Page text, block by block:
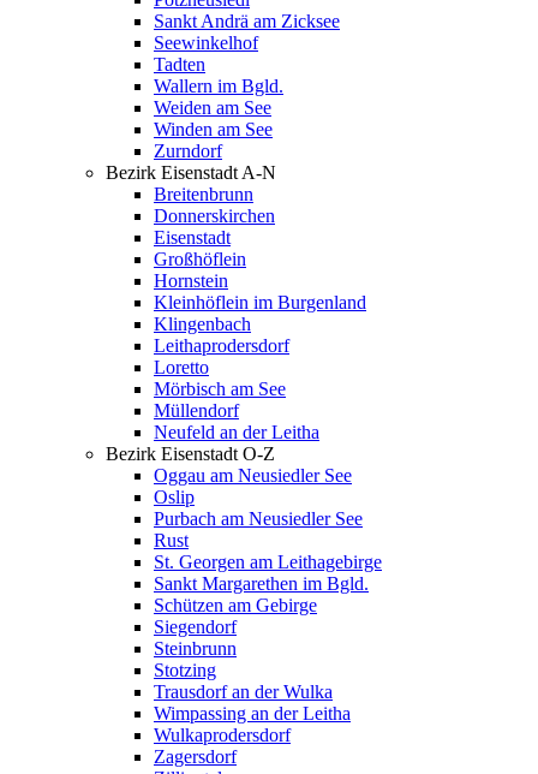
Sankt Andrä am Zicksee
Seewinkelhof
Tadten
Wallern im Bgld.
Weiden am See
Winden am See
Zurndorf
Bezirk Eisenstadt A-N
Breitenbrunn
Donnerskirchen
Eisenstadt
Großhöflein
Hornstein
Kleinhöflein im Burgenland
Klingenbach
Leithaprodersdorf
Loretto
Mörbisch am See
Müllendorf
Neufeld an der Leitha
Bezirk Eisenstadt O-Z
Oggau am Neusiedler See
Oslip
Purbach am Neusiedler See
Rust
St. Georgen am Leithagebirge
Sankt Margarethen im Bgld.
Schützen am Gebirge
Siegendorf
Steinbrunn
Stotzing
Trausdorf an der Wulka
Wimpassing an der Leitha
Wulkaprodersdorf
Zagersdorf